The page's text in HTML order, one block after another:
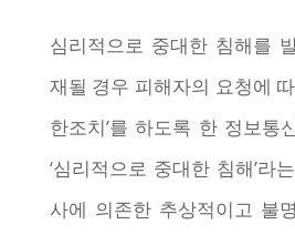
심리적으로 중대한 침해를
재될 경우 피해자의 요청에
한조치’를 하도록 한 정보통
‘심리적으로 중대한 침해’라
사에 의존한 추상적이고 불